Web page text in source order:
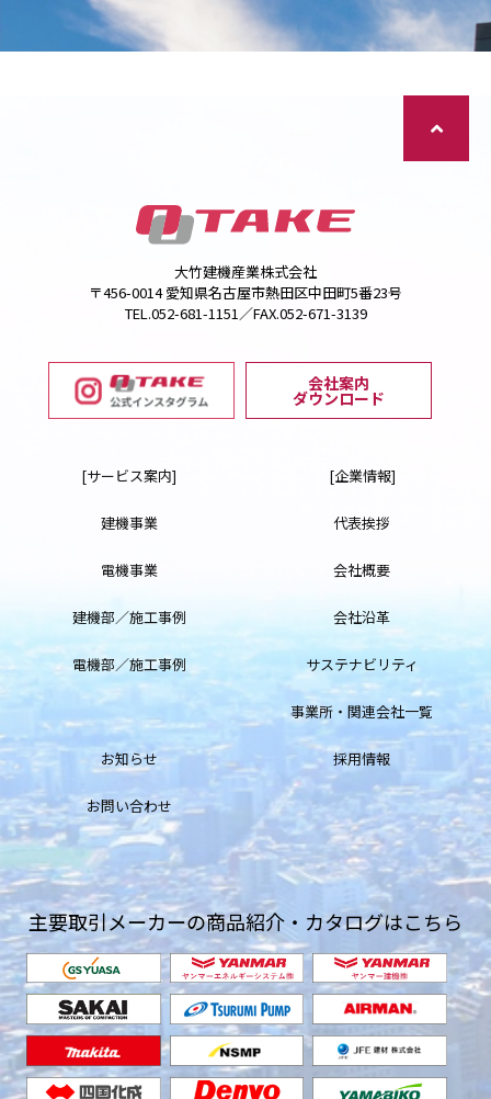
大竹建機産業株式会社
〒456-0014 愛知県名古屋市熱田区中田町5番23号
TEL.052-681-1151／FAX.052-671-3139
会社案内
ダウンロード
[サービス案内]
建機事業
電機事業
建機部／施工事例
電機部／施工事例
[企業情報]
代表挨拶
会社概要
会社沿革
サステナビリティ
事業所・関連会社一覧
お知らせ 採用情報
お問い合わせ
主要取引メーカーの商品紹介・カタログはこちら